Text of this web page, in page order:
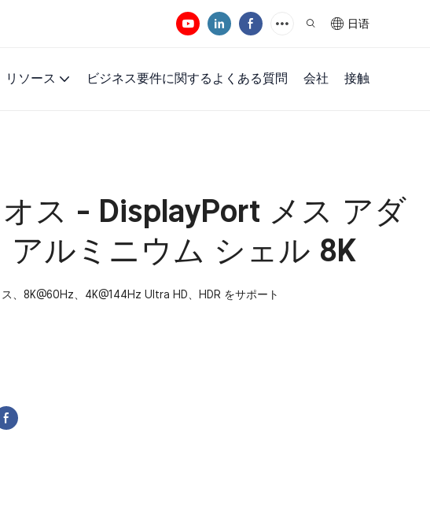
日语
リソース ビジネス要件に関するよくある質問 会社 接触
ス - DisplayPort メス アダ
アルミニウム シェル 8K
、8K@60Hz、4K@144Hz Ultra HD、HDR をサポート